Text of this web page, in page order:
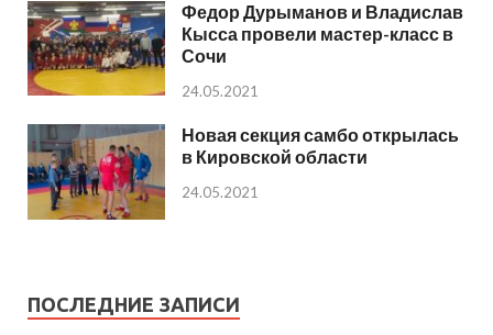
Федор Дурыманов и Владислав
Кысса провели мастер-класс в
Сочи
24.05.2021
Новая секция самбо открылась
в Кировской области
24.05.2021
ПОСЛЕДНИЕ ЗАПИСИ